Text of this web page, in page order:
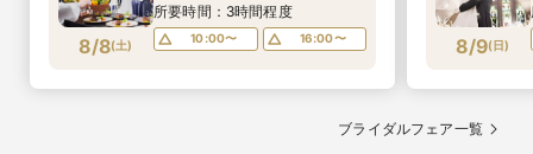
8/8(土)
所要時間：3時間程度
10:00〜 16:00〜 8/9(日)
ブライダルフェア一覧